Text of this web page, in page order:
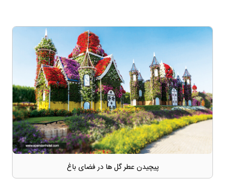
پیچیدن عطر گل ها در فضای باغ